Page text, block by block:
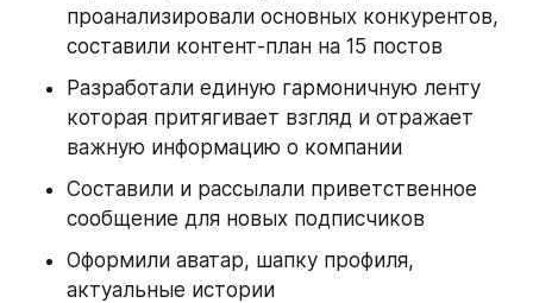
проанализировали основных конкурентов,
составили контент-план на 15 постов
Разработали единую гармоничную ленту
которая притягивает взгляд и отражает
важную информацию о компании
Составили и рассылали приветственное
сообщение для новых подписчиков
Оформили аватар, шапку профиля,
актуальные истории